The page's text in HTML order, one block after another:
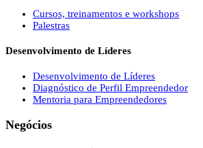
Cursos, treinamentos e workshops
Palestras
Desenvolvimento de Líderes
Desenvolvimento de Líderes
Diagnóstico de Perfil Empreendedor
Mentoria para Empreendedores
Negócios